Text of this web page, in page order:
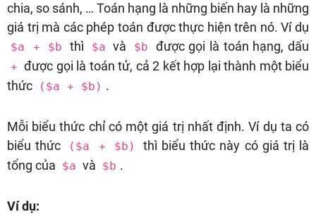
chia, so sánh, … Toán hạng là những biến hay là những
giá trị mà các phép toán được thực hiện trên nó. Ví dụ
$a + $b thì $a và $b được gọi là toán hạng, dấu
+ được gọi là toán tử, cả 2 kết hợp lại thành một biểu
thức
($a + $b) .
Mỗi biểu thức chỉ có một giá trị nhất định. Ví dụ ta có
biểu thức
($a + $b)
thì biểu thức này có giá trị là
tổng của $a và $b .
Ví dụ: